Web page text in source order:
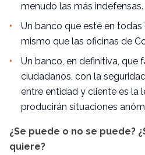
menudo las más indefensas.
Un banco que esté en
mismo que las oficinas de
Un banco, en definitiva, que
ciudadanos, con la
entre entidad y cliente es la
producirán situaciones
¿Se puede o no se puede?
quiere?